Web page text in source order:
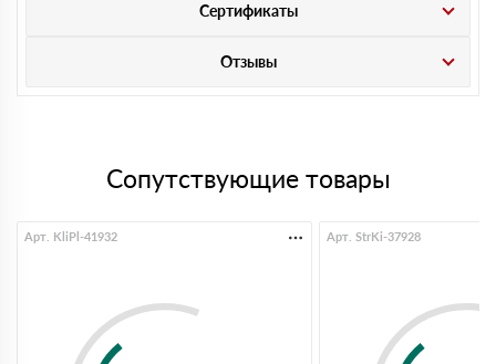
Сертификаты
Отзывы
Сопутствующие товары
Арт. KliPl-41932 Арт. StrKi-37928